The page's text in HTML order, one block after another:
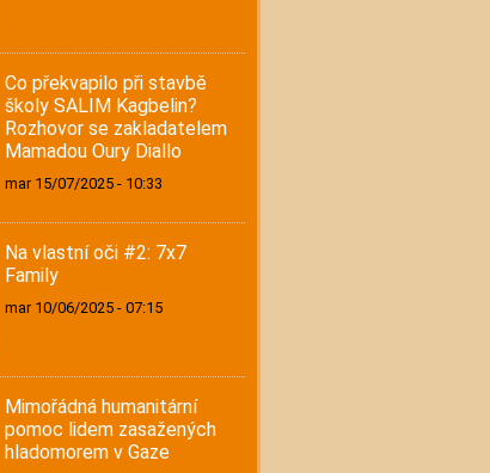
Co překvapilo při stavbě
školy SALIM Kagbelin?
Rozhovor se zakladatelem
Mamadou Oury Diallo
mar 15/07/2025 - 10:33
Na vlastní oči #2: 7x7
Family
mar 10/06/2025 - 07:15
Mimořádná humanitární
pomoc lidem zasažených
hladomorem v Gaze